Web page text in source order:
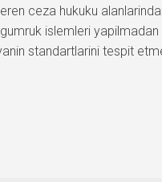
ceza hukuku
islemleri
standartlarini tespit